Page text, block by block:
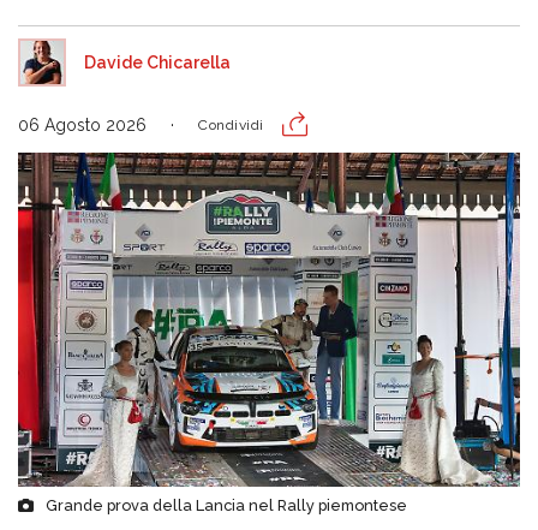
Davide Chicarella
06 Agosto 2026 Condividi
Grande prova della Lancia nel Rally piemontese